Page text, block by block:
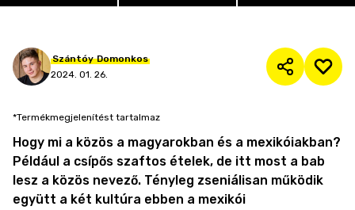
Szántóy Domonkos
2024. 01. 26.
*Termékmegjelenítést tartalmaz
Hogy mi a közös a magyarokban és a mexikóiakban?
Például a csípős szaftos ételek, de itt most a bab
lesz a közös nevező. Tényleg zseniálisan működik
együtt a két kultúra ebben a mexikói